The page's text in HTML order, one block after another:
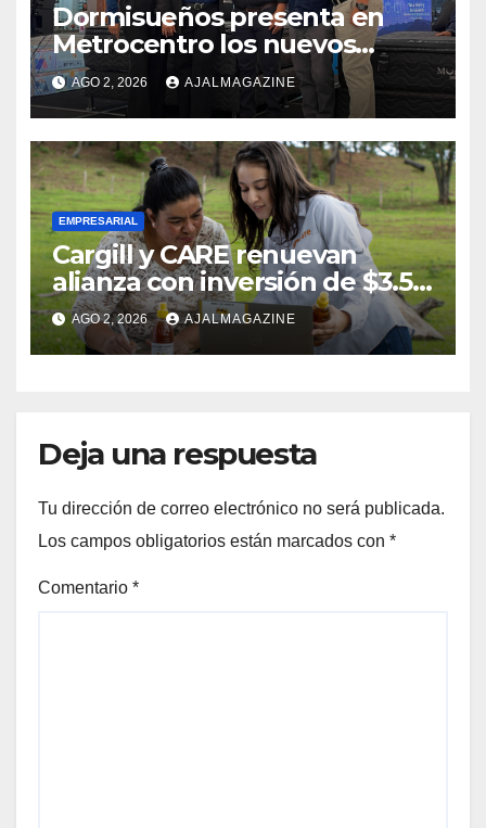
Dormisueños presenta en
Metrocentro los nuevos
modelos Muna Care de
Comfort Life: Innovación y
calidad en descanso
AGO 2, 2026 AJALMAGAZINE
EMPRESARIAL
Cargill y CARE renuevan
alianza con inversión de $3.5
millones para el desarrollo de
mujeres rurales en
Centroamérica
AGO 2, 2026 AJALMAGAZINE
Deja una respuesta
Tu dirección de correo electrónico no será publicada.
Los campos obligatorios están marcados con *
Comentario *